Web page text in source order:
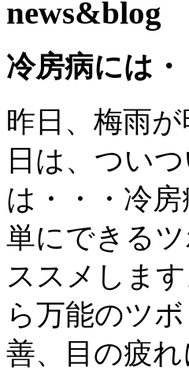
冷房病には・
昨日、梅雨
日は、つい
は・・・冷
単にできる
ススメしま
ら万能のツ
善、目の疲